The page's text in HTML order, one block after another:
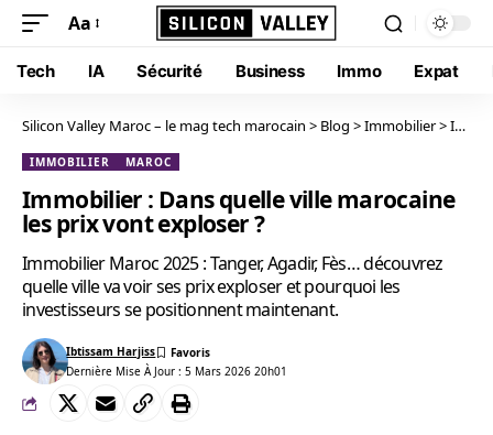
Aa
Tech IA Sécurité Business Immo Expat
Silicon Valley Maroc – le mag tech marocain > Blog >Immobilier>Immobilier : Dans quelle ville marocaine les prix vont exploser ?
IMMOBILIER MAROC
Immobilier : Dans quelle ville marocaine
les prix vont exploser ?
Immobilier Maroc 2025 : Tanger, Agadir, Fès… découvrez
quelle ville va voir ses prix exploser et pourquoi les
investisseurs se positionnent maintenant.
Dernière Mise À Jour : 5 Mars 2026 20h01
Ibtissam Harjiss